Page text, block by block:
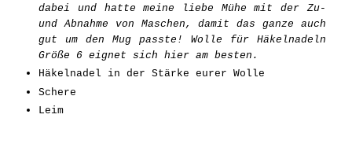
dabei und hatte meine liebe Mühe mit der Zu-
und Abnahme von Maschen, damit das ganze auch
gut um den Mug passte! Wolle für Häkelnadeln
Größe 6 eignet sich hier am besten.
Häkelnadel in der Stärke eurer Wolle
Schere
Leim